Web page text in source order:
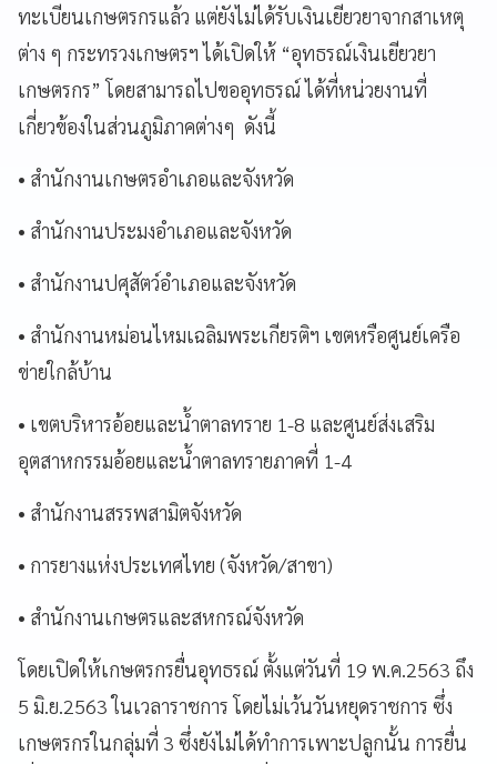
ทะเบียนเกษตรกรแล้ว แต่ยังไม่ได้รับเงินเยียวยาจากสาเหตุ
ต่าง ๆ กระทรวงเกษตรฯ ได้เปิดให้ “อุทธรณ์เงินเยียวยา
เกษตรกร” โดยสามารถไปขออุทธรณ์ ได้ที่หน่วยงานที่
เกี่ยวข้องในส่วนภูมิภาคต่างๆ ดังนี้
• สำนักงานเกษตรอำเภอและจังหวัด
• สำนักงานประมงอำเภอและจังหวัด
• สำนักงานปศุสัตว์อำเภอและจังหวัด
• สำนักงานหม่อนไหมเฉลิมพระเกียรติฯ เขตหรือศูนย์เครือ
ข่ายใกล้บ้าน
• เขตบริหารอ้อยและน้ำตาลทราย 1-8 และศูนย์ส่งเสริม
อุตสาหกรรมอ้อยและน้ำตาลทรายภาคที่ 1-4
• สำนักงานสรรพสามิตจังหวัด
• การยางแห่งประเทศไทย (จังหวัด/สาขา)
• สำนักงานเกษตรและสหกรณ์จังหวัด
โดยเปิดให้เกษตรกรยื่นอุทธรณ์ ตั้งแต่วันที่ 19 พ.ค.2563 ถึง
5 มิ.ย.2563 ในเวลาราชการ โดยไม่เว้นวันหยุดราชการ ซึ่ง
เกษตรกรในกลุ่มที่ 3 ซึ่งยังไม่ได้ทำการเพาะปลูกนั้น การยื่น